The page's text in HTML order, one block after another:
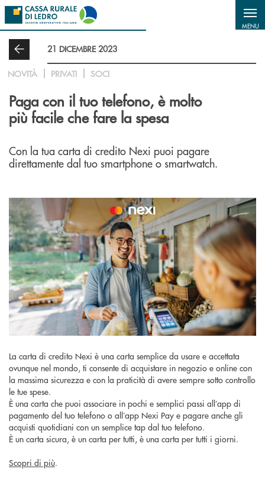
Salta al contenuto principale
MENU
21 DICEMBRE 2023
NOVITÀ PRIVATI SOCI
Paga con il tuo telefono, è molto
più facile che fare la spesa
Con la tua carta di credito Nexi puoi pagare
direttamente dal tuo smartphone o smartwatch.
La carta di credito Nexi è una carta semplice da usare e accettata
ovunque nel mondo, ti consente di acquistare in negozio e online con
la massima sicurezza e con la praticità di avere sempre sotto controllo
le tue spese.
È una carta che puoi associare in pochi e semplici passi all’app di
pagamento del tuo telefono o all’app Nexi Pay e pagare anche gli
acquisti quotidiani con un semplice tap dal tuo telefono.
È un carta sicura, è un carta per tutti, è una carta per tutti i giorni.
Scopri di più.